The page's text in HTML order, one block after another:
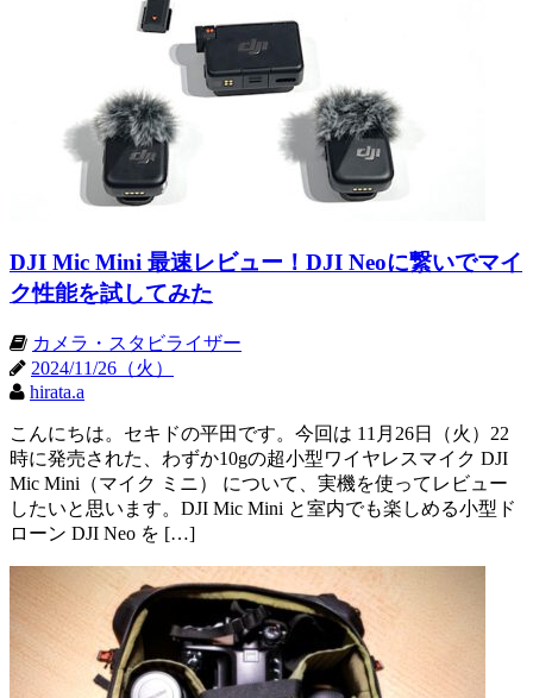
DJI Mic Mini 最速レビュー！DJI Neoに繋いでマイ
ク性能を試してみた
カメラ・スタビライザー
2024/11/26（火）
hirata.a
こんにちは。セキドの平田です。今回は 11月26日（火）22
時に発売された、わずか10gの超小型ワイヤレスマイク DJI
Mic Mini（マイク ミニ） について、実機を使ってレビュー
したいと思います。DJI Mic Mini と室内でも楽しめる小型ド
ローン DJI Neo を […]